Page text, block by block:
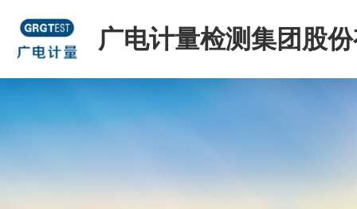
广电计量检测集团股
司